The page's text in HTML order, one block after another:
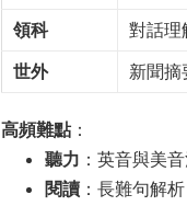
領科
對話理
世外
新聞摘
高頻難點 ：
聽力 ：英音與美
閱讀 ：長難句解